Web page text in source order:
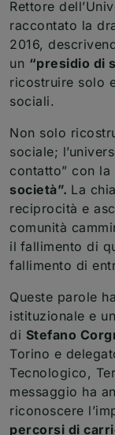
Rettore
raccontato la
2016,
un “presidio di
ricostruire solo
sociali.
Non solo
sociale;
contatto” con la
società”. La
reciprocità e
comunità
il fallimento di
fallimento di
Queste parole
istituzionale e
di Stefano
Torino e
Tecnologico,
messaggio ha
riconoscere
percorsi di